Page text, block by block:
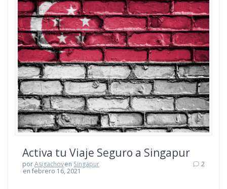
Activa tu Viaje Seguro a Singapur
porAsigachoven Singapur
en febrero 16, 2021
2